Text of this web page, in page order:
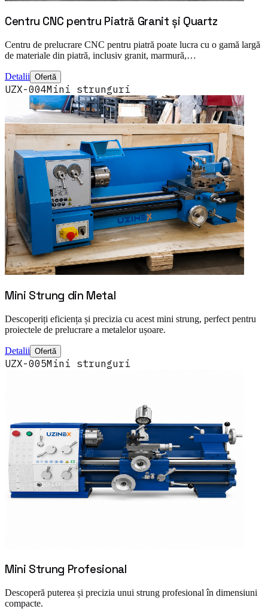
Centru CNC pentru Piatră Granit și Quartz
Centru de prelucrare CNC pentru piatră poate lucra cu o gamă largă
de materiale din piatră, inclusiv granit, marmură,…
Detalii Ofertă
UZX-004Mini strunguri
Mini Strung din Metal
Descoperiți eficiența și precizia cu acest mini strung, perfect pentru
proiectele de prelucrare a metalelor ușoare.
Detalii Ofertă
UZX-005Mini strunguri
Mini Strung Profesional
Descoperă puterea și precizia unui strung profesional în dimensiuni
compacte.